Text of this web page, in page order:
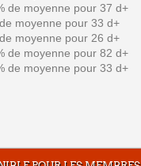
de moyenne pour 37 d+
moyenne pour 33 d+
moyenne pour 26 d+
de moyenne pour 82 d+
de moyenne pour 33 d+